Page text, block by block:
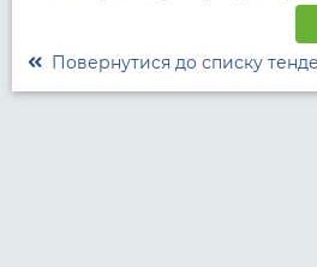
Повернутися до списку